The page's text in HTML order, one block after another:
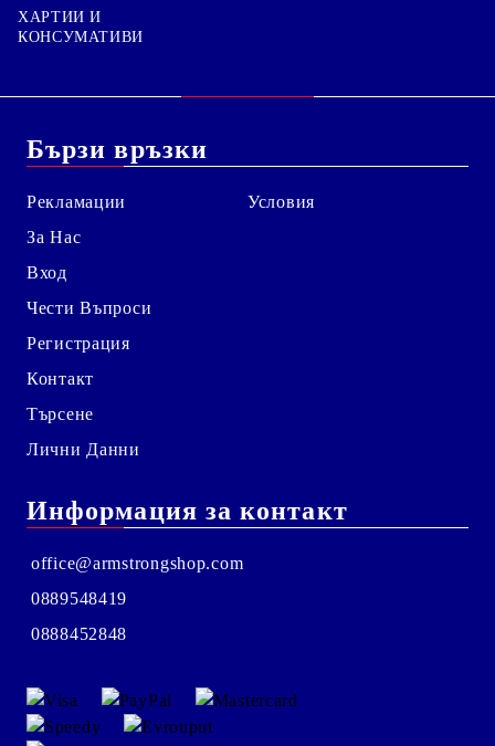
ХАРТИИ И
КОНСУМАТИВИ
Бързи връзки
Рекламации
За Нас
Вход
Чести Въпроси
Регистрация
Контакт
Търсене
Лични Данни
Условия
Информация за контакт
office@armstrongshop.com
0889548419
0888452848